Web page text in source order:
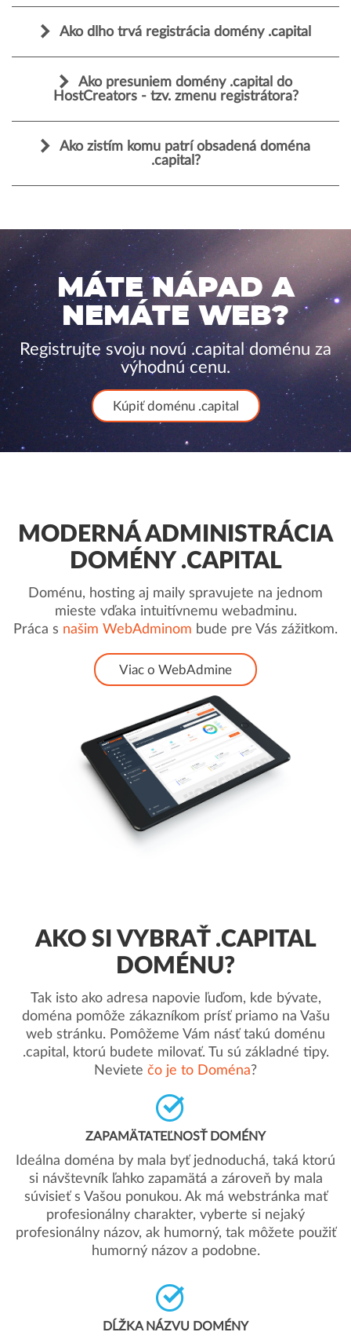
Ako dlho trvá registrácia domény .capital
Ako presuniem domény .capital do
HostCreators - tzv. zmenu registrátora?
Ako zistím komu patrí obsadená doména
.capital?
MÁTE NÁPAD A
NEMÁTE WEB?
Registrujte svoju novú .capital doménu za
výhodnú cenu.
Kúpiť doménu .capital
MODERNÁ ADMINISTRÁCIA
DOMÉNY .CAPITAL
Doménu, hosting aj maily spravujete na jednom
mieste vďaka intuitívnemu webadminu.
Práca s našim WebAdminom bude pre Vás zážitkom.
Viac o WebAdmine
AKO SI VYBRAŤ .CAPITAL
DOMÉNU?
Tak isto ako adresa napovie ľuďom, kde bývate,
doména pomôže zákazníkom prísť priamo na Vašu
web stránku. Pomôžeme Vám násť takú doménu
.capital, ktorú budete milovať. Tu sú základné tipy.
Neviete čo je to Doména?
ZAPAMÄTATEĽNOSŤ DOMÉNY
Ideálna doména by mala byť jednoduchá, taká ktorú
si návštevník ľahko zapamätá a zároveň by mala
súvisieť s Vašou ponukou. Ak má webstránka mať
profesionálny charakter, vyberte si nejaký
profesionálny názov, ak humorný, tak môžete použiť
humorný názov a podobne.
DĹŽKA NÁZVU DOMÉNY